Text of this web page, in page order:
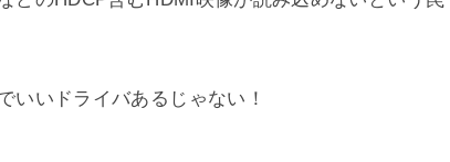
いいドライバあるじゃない！